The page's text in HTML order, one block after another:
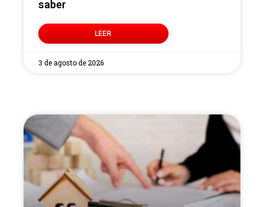
saber
LEER
3 de agosto de 2026